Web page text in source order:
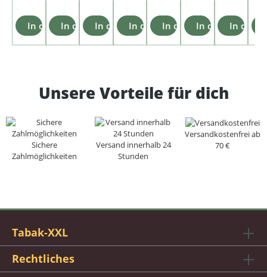
In den Warenkorb
In den Warenkorb
In den Warenkorb
In den Warenkorb
In den Warenkorb
In den In den
Unsere Vorteile für dich
Sichere
Zahlmöglichkeiten
Versand innerhalb 24
Stunden
Versandkostenfrei ab
70 €
Tabak-XXL
Rechtliches